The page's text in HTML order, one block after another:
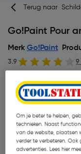
Terug naar
Go!Paint Pour
Merk Go!Paint
3.9 9
Om je beter te helpen,
technieken. Naast
van de website, plaatsen
verder te verbeteren. Ook
advertenties. Lees hier